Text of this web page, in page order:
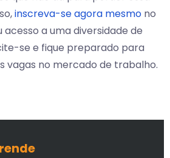
inscreva-se agora mesmo no
a uma diversidade de
se e fique preparado para
vagas no mercado de trabalho.